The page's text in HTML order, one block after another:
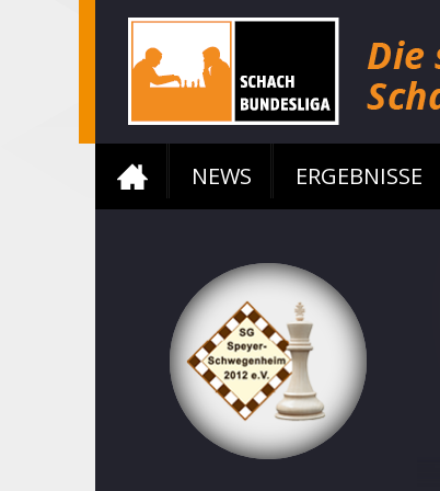
NEWS ERGEBNISSE